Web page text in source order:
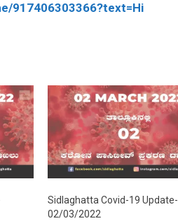
917406303366?text=Hi
Sidlaghatta Covid-19 Update-
02/03/2022